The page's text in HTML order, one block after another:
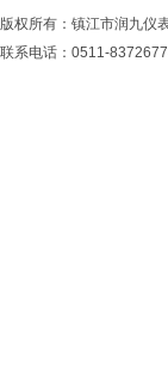
版权所有：镇江市润九仪
联系电话：0511-